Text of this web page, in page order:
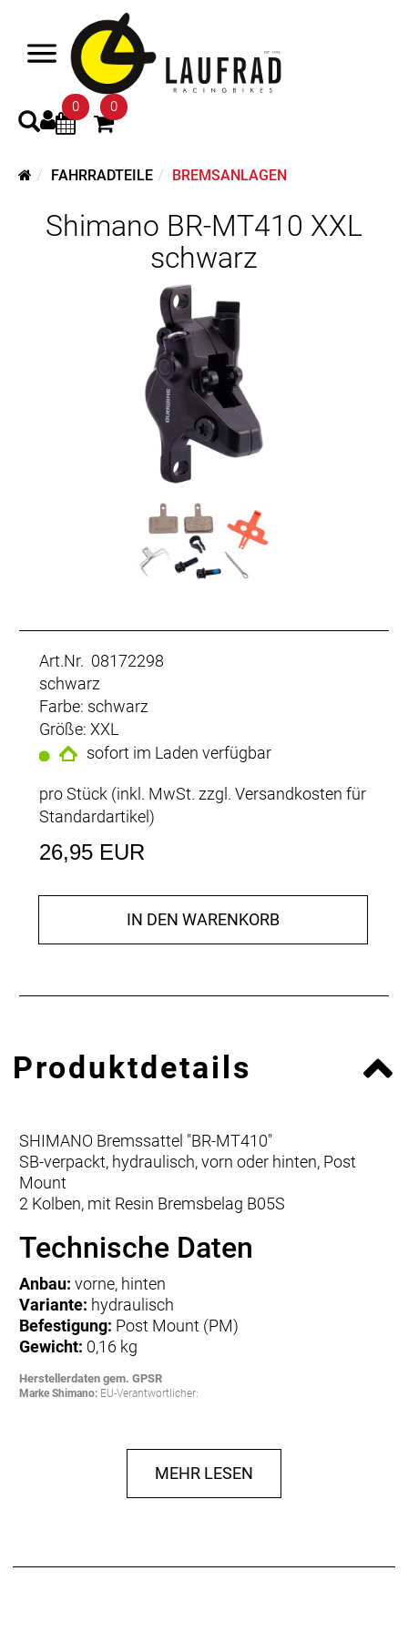
0 0
FAHRRADTEILE BREMSANLAGEN
Shimano BR-MT410 XXL
schwarz
Art.Nr. 08172298
schwarz
Farbe: schwarz
Größe: XXL
sofort im Laden verfügbar
pro Stück (inkl. MwSt. zzgl. Versandkosten für
Standardartikel)
26,95 EUR
IN DEN WARENKORB
Produktdetails
SHIMANO Bremssattel "BR-MT410"
SB-verpackt, hydraulisch, vorn oder hinten, Post
Mount
2 Kolben, mit Resin Bremsbelag B05S
Technische Daten
Anbau: vorne, hinten
Variante: hydraulisch
Befestigung: Post Mount (PM)
Gewicht: 0,16 kg
Herstellerdaten gem. GPSR
Marke Shimano: EU-Verantwortlicher:
NL-5656 AG Eindhoven
MEHR LESEN